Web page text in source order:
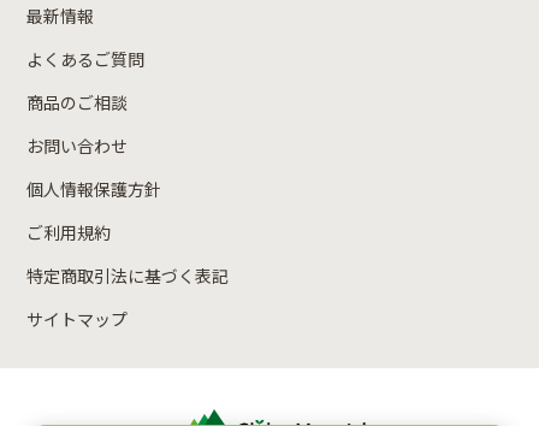
最新情報
よくあるご質問
商品のご相談
お問い合わせ
個人情報保護方針
ご利用規約
特定商取引法に基づく表記
サイトマップ